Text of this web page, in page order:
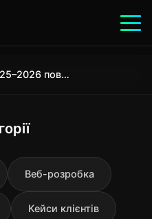
Hreflang у 2025–2026 повний гайд українською приклади помилки
Веб-розробка
Кейси клієнтів